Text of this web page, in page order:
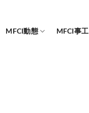
MFCI動態 MFCI事工